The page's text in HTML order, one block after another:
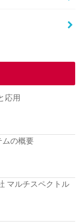
応用
ムの概要
マルチスペクトル